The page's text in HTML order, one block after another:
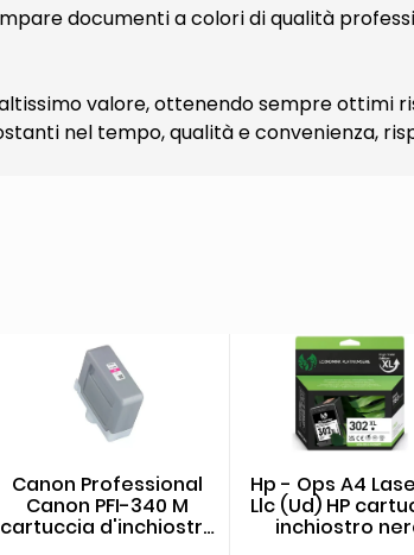
documenti a colori di qualità
valore, ottenendo sempre ottimi
nel tempo, qualità e convenienza,
Canon Professional
Canon PFI-340 M
cartuccia d'inchiostro
Hp - Ops A4
Llc (Ud) HP
inchiostro